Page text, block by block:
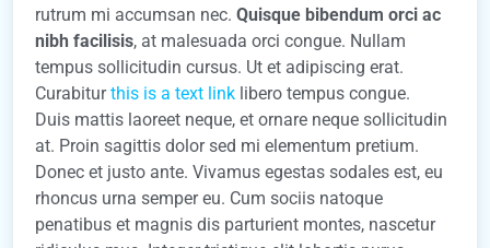
rutrum mi accumsan nec. Quisque bibendum orci ac
nibh facilisis, at malesuada orci congue. Nullam
tempus sollicitudin cursus. Ut et adipiscing erat.
Curabiturthis is a text link libero tempus congue.
Duis mattis laoreet neque, et ornare neque sollicitudin
at. Proin sagittis dolor sed mi elementum pretium.
Donec et justo ante. Vivamus egestas sodales est, eu
rhoncus urna semper eu. Cum sociis natoque
penatibus et magnis dis parturient montes, nascetur